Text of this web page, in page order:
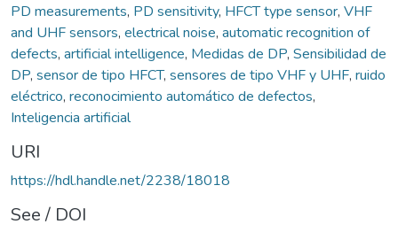
PD measurements, PD sensitivity, HFCT type sensor, VHF
and UHF sensors, electrical noise, automatic recognition of
defects, artificial intelligence, Medidas de DP, Sensibilidad de
DP, sensor de tipo HFCT, sensores de tipo VHF y UHF, ruido
eléctrico, reconocimiento automático de defectos,
Inteligencia artificial
URI
https://hdl.handle.net/2238/18018
See / DOI